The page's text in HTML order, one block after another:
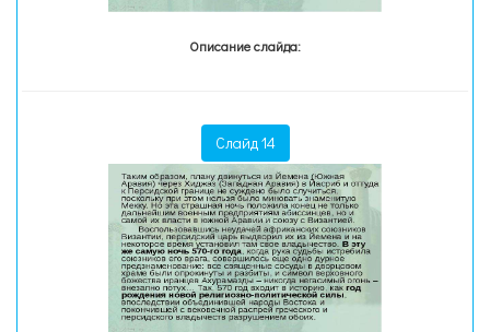
Описание слайда:
Слайд 14